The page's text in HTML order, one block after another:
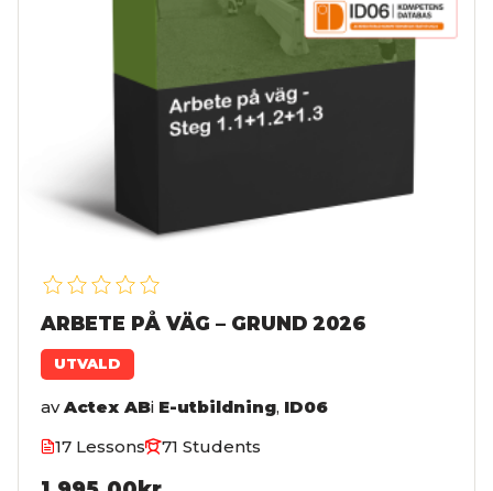
ARBETE PÅ VÄG – GRUND 2026
UTVALD
av Actex ABi E-utbildning, ID06
17 Lessons
71 Students